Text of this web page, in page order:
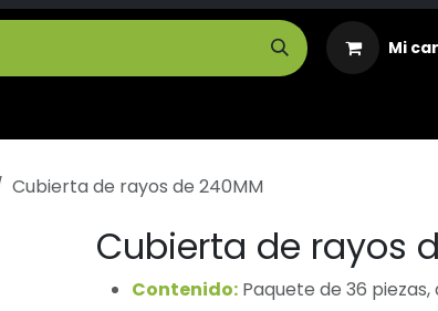
Mi
Cubierta de rayos de 240MM
Cubierta de rayos
Contenido: Paquete de 36